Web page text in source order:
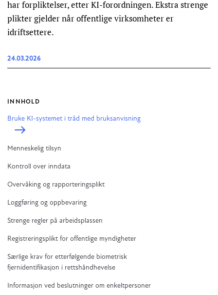
har forpliktelser, etter KI-forordningen. Ekstra strenge
plikter gjelder når offentlige virksomheter er
idriftsettere.
24.03.2026
INNHOLD
Bruke KI-systemet i tråd med bruksanvisning
Menneskelig tilsyn
Kontroll over inndata
Overvåking og rapporteringsplikt
Loggføring og oppbevaring
Strenge regler på arbeidsplassen
Registreringsplikt for offentlige myndigheter
Særlige krav for etterfølgende biometrisk
fjernidentifikasjon i rettshåndhevelse
Informasjon ved beslutninger om enkeltpersoner